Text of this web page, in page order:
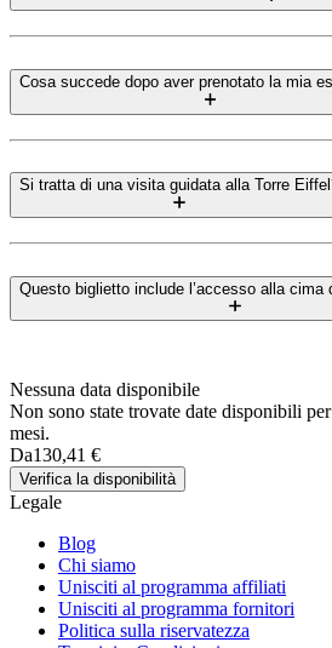
Cosa succede dopo aver prenotato la mia
Si tratta di una visita guidata alla Torre
Questo biglietto include l’accesso alla cima
Nessuna data disponibile
Non sono state trovate date disponibili
mesi.
Da130,41 €
Verifica la disponibilità
Legale
Blog
Chi siamo
Unisciti al programma affiliati
Unisciti al programma fornitori
Politica sulla riservatezza